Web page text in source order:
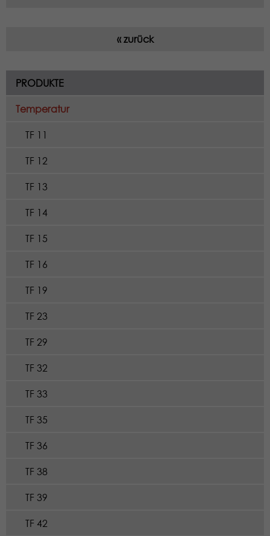
« zurück
PRODUKTE
Temperatur
TF 11
TF 12
TF 13
TF 14
TF 15
TF 16
TF 19
TF 23
TF 29
TF 32
TF 33
TF 35
TF 36
TF 38
TF 39
TF 42